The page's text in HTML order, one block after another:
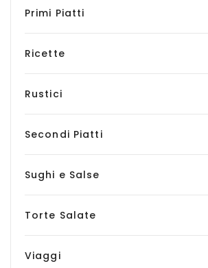
Primi Piatti
Ricette
Rustici
Secondi Piatti
Sughi e Salse
Torte Salate
Viaggi